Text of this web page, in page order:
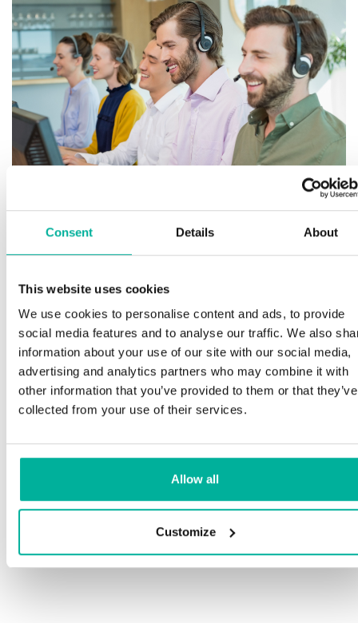
Consent Details About
This website uses cookies
We use cookies to personalise content and ads, to provide
social media features and to analyse our traffic. We also
information about your use of our site with our social media,
advertising and analytics partners who may combine it with
other information that you’ve provided to them or that they’ve
collected from your use of their services.
Allow all
Customize
Premium support
Telefon och e-postsupport på svenska och
engelska
Hjälp att komma igång med din hemsida och e-
post, oavsett om du börjar bygga eller ska flytta
din nuvarande hemsida eller e-post till oss
Kunskapscenter med steg-för-stegguider och tips
för att se till att din e-post fungerar felfritt